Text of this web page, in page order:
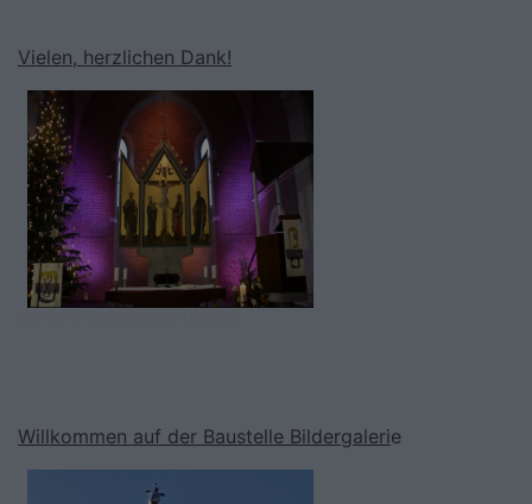
Vielen, herzlichen Dank!
Willkommen auf der Baustelle Bildergalerie